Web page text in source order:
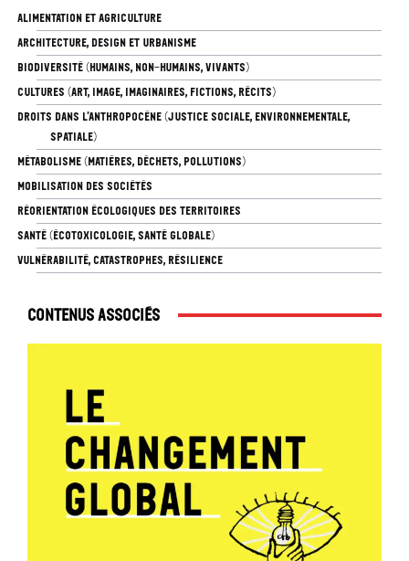
ALIMENTATION ET AGRICULTURE
ARCHITECTURE, DESIGN ET URBANISME
BIODIVERSITÉ (HUMAINS, NON-HUMAINS, VIVANTS)
CULTURES (ART, IMAGE, IMAGINAIRES, FICTIONS, RÉCITS)
DROITS DANS L’ANTHROPOCÈNE (JUSTICE SOCIALE, ENVIRONNEMENTALE,
SPATIALE)
MÉTABOLISME (MATIÈRES, DÉCHETS, POLLUTIONS)
MOBILISATION DES SOCIÉTÉS
RÉORIENTATION ÉCOLOGIQUES DES TERRITOIRES
SANTÉ (ÉCOTOXICOLOGIE, SANTÉ GLOBALE)
VULNÉRABILITÉ, CATASTROPHES, RÉSILIENCE
Contenus associés